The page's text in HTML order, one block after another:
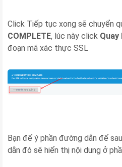
Click Tiếp tục xong sẽ chuyển
COMPLETE, lúc này click
đoạn mã xác thực SSL
Bạn để ý phần đường dẫn để
dẫn đó sẽ hiển thị nội dung ở